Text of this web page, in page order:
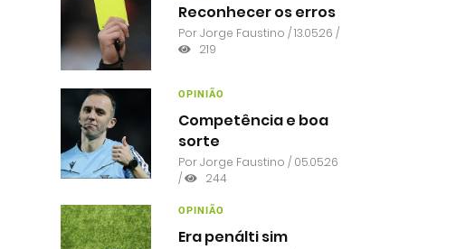
Reconhecer os erros
PorJorge Faustino / 13.05.26 /
219
OPINIÃO
Competência e boa
sorte
PorJorge Faustino / 05.05.26
/
244
OPINIÃO
Era penálti sim